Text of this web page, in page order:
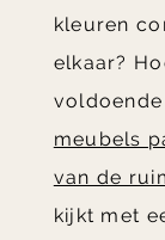
kleuren
elkaar?
meubels
van de
kijkt met